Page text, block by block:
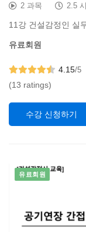
2 과목 2.5
11강 건설감정인 실
유료회원
4.15/5
(13 ratings)
수강 신청하기
유료회원